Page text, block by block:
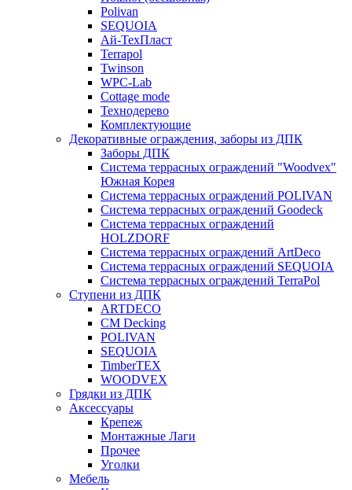
Polivan
SEQUOIA
Ай-ТехПласт
Terrapol
Twinson
WPC-Lab
Cottage mode
Технодерево
Комплектующие
Декоративные ограждения, заборы из ДПК
Заборы ДПК
Система террасных ограждений "Woodvex"
Южная Корея
Система террасных ограждений POLIVAN
Система террасных ограждений Goodeck
Система террасных ограждений
HOLZDORF
Система террасных ограждений ArtDeco
Система террасных ограждений SEQUOIA
Система террасных ограждений TerraPol
Ступени из ДПК
ARTDECO
CM Decking
POLIVAN
SEQUOIA
TimberTEX
WOODVEX
Грядки из ДПК
Аксессуары
Крепеж
Монтажные Лаги
Прочее
Уголки
Мебель